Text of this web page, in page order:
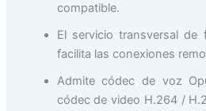
compatible.
El servicio transversal de
facilita las conexiones
Admite códec de voz
códec de video H.264 /